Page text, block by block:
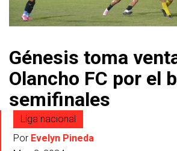
Génesis toma
Olancho FC por el
semifinales
Liga nacional
Por Evelyn Pineda